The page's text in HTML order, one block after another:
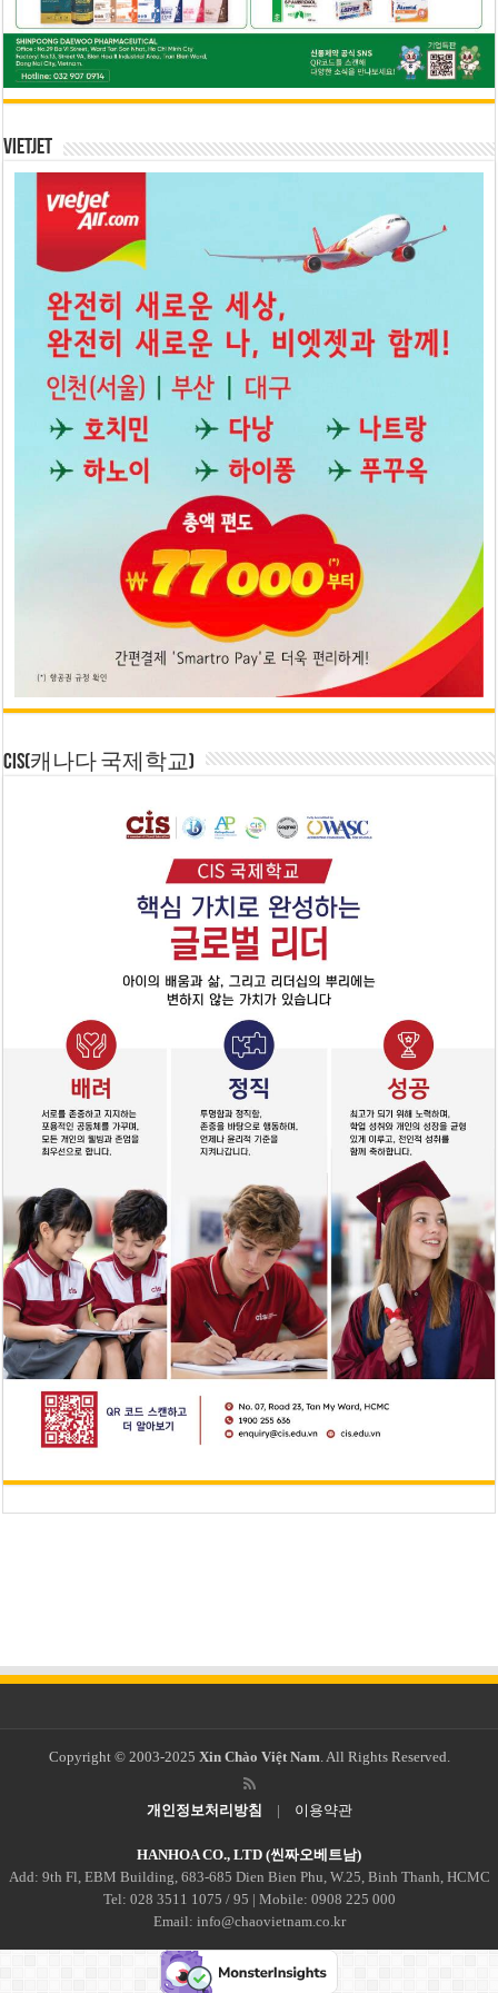
Vietjet
CIS(캐나다 국제학교)
Copyright © 2003-2025 Xin Chào Việt Nam . All Rights Reserved.
개인정보처리방침 | 이용약관
HANHOA CO., LTD (씬짜오베트남)
Add: 9th Fl, EBM Building, 683-685 Dien Bien Phu, W.25, Binh Thanh, HCMC
Tel: 028 3511 1075 / 95 | Mobile: 0908 225 000
Email: info@chaovietnam.co.kr